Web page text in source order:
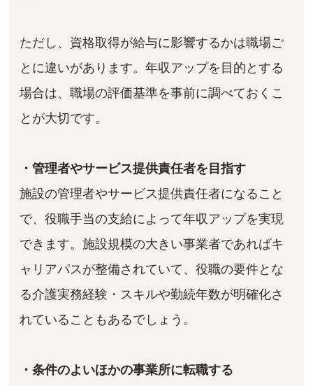
ただし、資格取得が給与に影響するかは職場ご
とに違いがあります。年収アップを目的とする
場合は、職場の評価基準を事前に調べておくこ
とが大切です。
・管理者やサービス提供責任者を目指す
施設の管理者やサービス提供責任者になること
で、役職手当の支給によって年収アップを実現
できます。施設規模の大きい事業者であればキ
ャリアパスが整備されていて、役職の要件とな
る介護実務経験・スキルや勤続年数が明確化さ
れていることもあるでしょう。
・条件のよいほかの事業所に転職する